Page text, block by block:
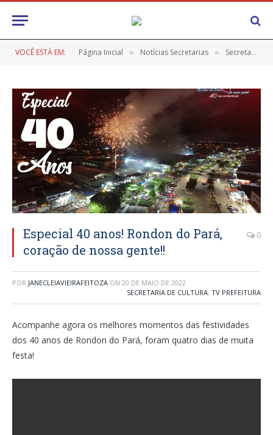
VOCÊ ESTÁ EM: Página Inicial » Notícias Secretarias » Secretaria de Cultura
Especial 40 anos! Rondon do Pará,
coração de nossa gente!!
0
POR JANECLEIAVIEIRAFEITOZA ON 20 DE MAIO DE 2022
SECRETARIA DE CULTURA, TV PREFEITURA
Acompanhe agora os melhores momentos das festividades
dos 40 anos de Rondon do Pará, foram quatro dias de muita
festa!